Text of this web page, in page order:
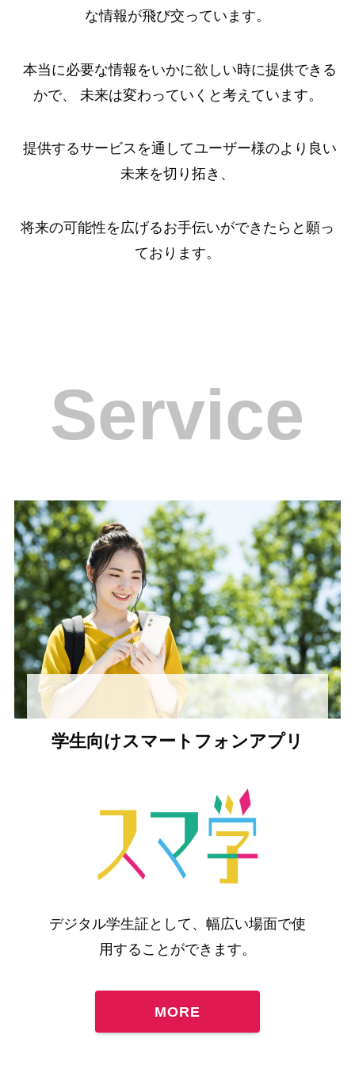
な情報が飛び交っています。
本当に必要な情報をいかに欲しい時に提供できる
かで、 未来は変わっていくと考えています。
提供するサービスを通してユーザー様のより良い
未来を切り拓き、
将来の可能性を広げるお手伝いができたらと願っ
ております。
Service
学生向けスマートフォンアプリ
デジタル学生証として、幅広い場面で使
用することができます。
MORE